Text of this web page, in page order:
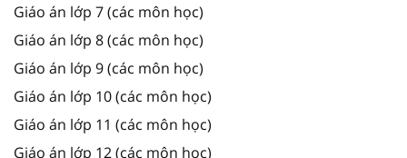
Giáo án lớp 7 (các môn học)
Giáo án lớp 8 (các môn học)
Giáo án lớp 9 (các môn học)
Giáo án lớp 10 (các môn học)
Giáo án lớp 11 (các môn học)
Giáo án lớp 12 (các môn học)